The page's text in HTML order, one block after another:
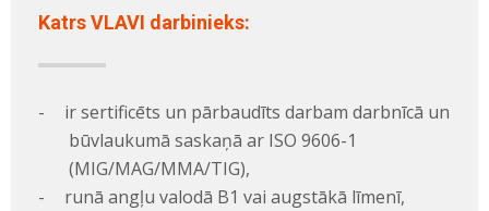
Katrs VLAVI darbinieks:
-
ir sertificēts un pārbaudīts darbam darbnīcā un
būvlaukumā saskaņā ar ISO 9606-1
(MIG/MAG/MMA/TIG),
-
runā angļu valodā B1 vai augstākā līmenī,